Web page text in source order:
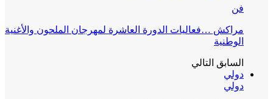
فن
مراكش …فعاليات الدورة العاشرة لمهرجان الملحون والأغنية
الوطنية
السابق التالي
دولي
دولي